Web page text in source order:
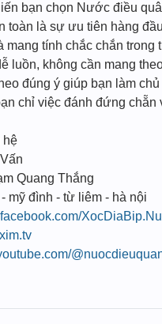
bạn chọn Nước điều
toàn là sự ưu tiên hàng
mang tính chắc chắn trong
luồn, không cần mang
đúng ý giúp bạn làm
chỉ việc đánh đứng chẵn
Quang Thắng
mỹ đình - từ liêm - hà nội